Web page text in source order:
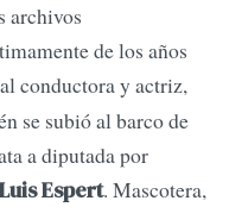
archivos
de los años
conductora y actriz,
se subió al barco de
a diputada por
Espert. Mascotera,